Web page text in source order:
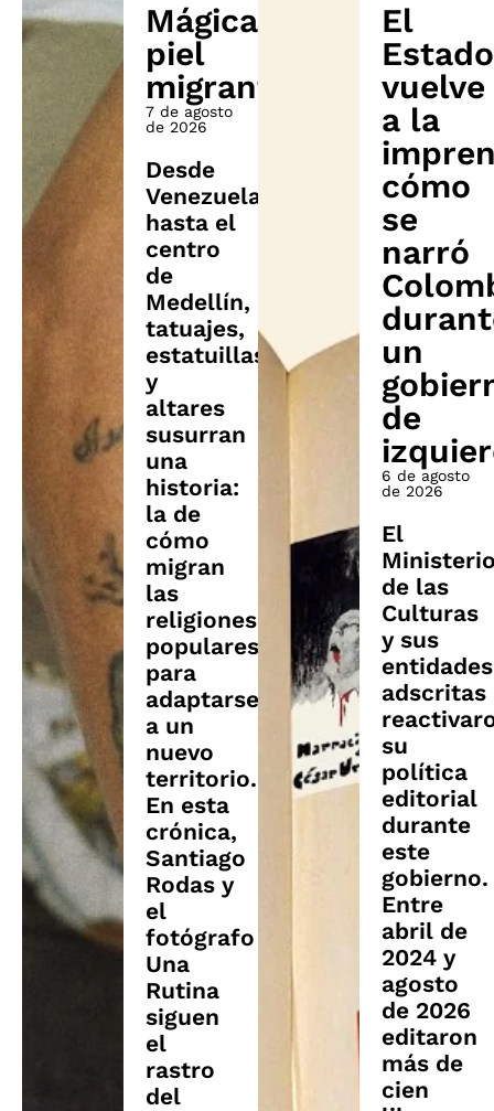
Mágica
piel
migrante
7 de agosto
de 2026
Desde
Venezuela
hasta el
centro
de
Medellín,
tatuajes,
estatuillas
y
altares
susurran
una
historia:
la de
cómo
migran
las
religiones
populares
para
adaptarse
a un
nuevo
territorio.
En esta
crónica,
Santiago
Rodas y
el
fotógrafo
Una
Rutina
siguen
el
rastro
del
El
Estado
vuelve
a la
cómo
se
narró
un
de
6 de agosto
de 2026
El
de las
Culturas
y sus
entidades
adscritas
su
política
editorial
durante
este
gobierno.
Entre
abril de
2024 y
agosto
de 2026
editaron
más de
cien